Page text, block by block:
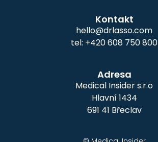
Kontakt
hello@drlasso.com
tel: +420 608 750 800
Adresa
Medical Insider s.r.o
Hlavní 1434
691 41 Břeclav